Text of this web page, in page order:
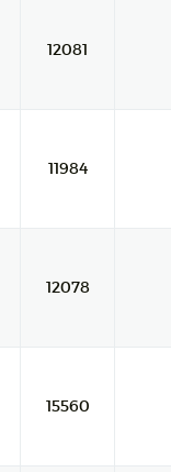
12081
11984
12078
15560